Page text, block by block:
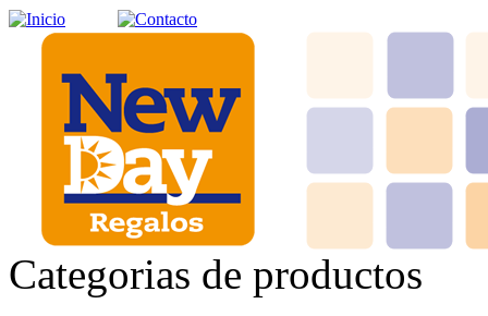
Categorias de productos